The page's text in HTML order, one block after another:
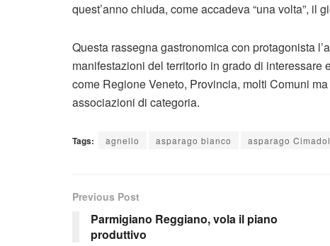
quest’anno chiuda, come accadeva “una volta”, il
Questa rassegna gastronomica con protagonista
manifestazioni del territorio in grado di
come Regione Veneto, Provincia, molti Comuni
associazioni di categoria.
Tags: agnello asparago bianco asparago
Previous Post
Parmigiano Reggiano, vola il piano
produttivo